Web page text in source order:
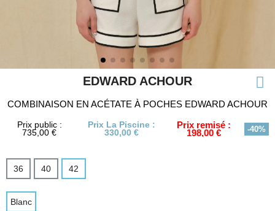
EDWARD ACHOUR
COMBINAISON EN ACÉTATE À POCHES EDWARD ACHOUR
Prix public :
735,00 €
Prix La Piscine :
330,00 €
Prix remisé :
198,00 € -40%
36 40 42
Blanc